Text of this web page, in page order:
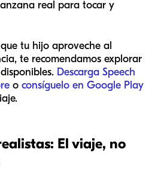
real para tocar y
tu hijo aproveche al
te recomendamos explorar
Descarga Speech
o consíguelo en Google Play
El viaje, no